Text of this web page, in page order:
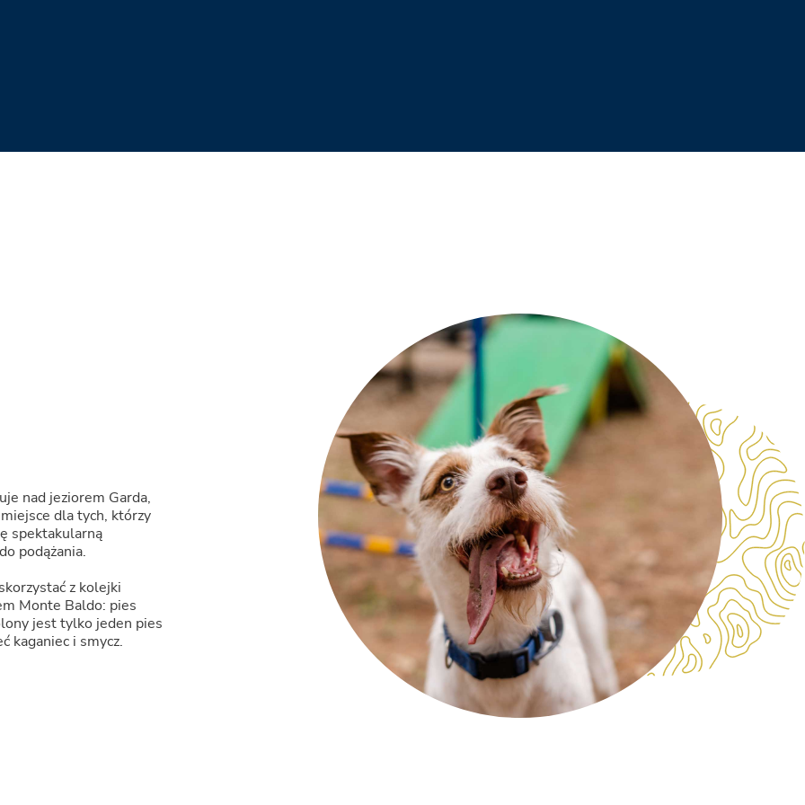
nad jeziorem Garda,
dla tych, którzy
spektakularną
podążania.
z kolejki
Monte Baldo: pies
jest tylko jeden pies
kaganiec i smycz.